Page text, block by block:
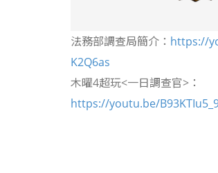
法務部調查局簡介： https://
K2Q6as
木曜4超玩<一日調查官>：
https://youtu.be/